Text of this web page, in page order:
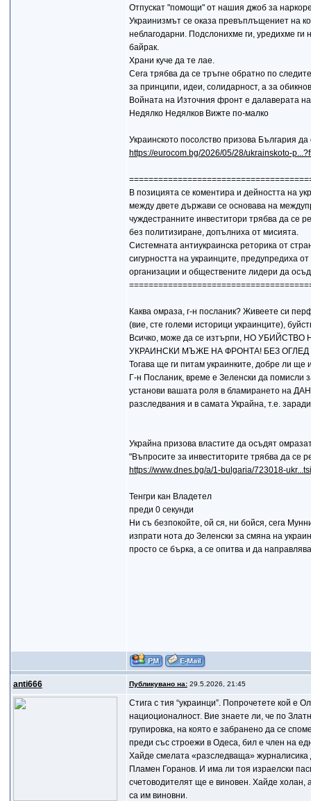
Отпускат "помощи" от нашия джоб за
Украинизмът се оказа превъплъщениет на
неблагодарни. Подслонихме ги, уредихме ги
байрак.
Храни куче да те лае.
Сега трябва да се тръгне обратно по
за принципи, идеи, солидарност, а за
Войната на Източния фронт е далаверата
Недялко Недялков Вижте по-малко
Украинското посолство призова България
https://eurocom.bg/2026/05/28/ukrainskoto-
В позицията се коментира и дейността на
между двете държави се основава на
чуждестранните инвеститори трябва да се
без политизиране, допълниха от мисията.
Системната антиукраинска реторика от
сигурността на украинците, предупредиха
организации и обществените лидери да
Каква омраза, г-н посланик? Живеете си
(вие, сте големи историци украинците),
Всичко, може да се изтърпи, НО
УКРАИНСКИ МЪЖЕ НА ФРОНТА! БЕЗ
Тогава ще ги питам украинките, добре ли
Г-н Посланик, време е Зеленски да
установи вашата роля в бламирането на
разследвания и в самата Украйна, т.е.
Украйна призова властите да осъдят
"Въпросите за инвеститорите трябва да се
https://www.dnes.bg/a/1-bulgaria/723018-
Тенгри кан Владетел
преди 0 секунди
Ни съ безпокойте, ой ся, ни бойся, сега
изпрати нота до Зеленски за смяна на
просто се бърка, а се опитва и да
anti666 Публикувано на:29.5.2026, 21:45
Стига с тия “украинци”. Попрочетете кой е
нациоционалност. Вие знаете ли, че по
групировка, на която е забранено да се
преди със строежи в Одеса, бил е член на
Хайде смелата «разследваща» журналисика
Пламен Горанов. И има ли тоя израелски
счетоводителят ще е виновен. Хайде холан,
са им виновни.